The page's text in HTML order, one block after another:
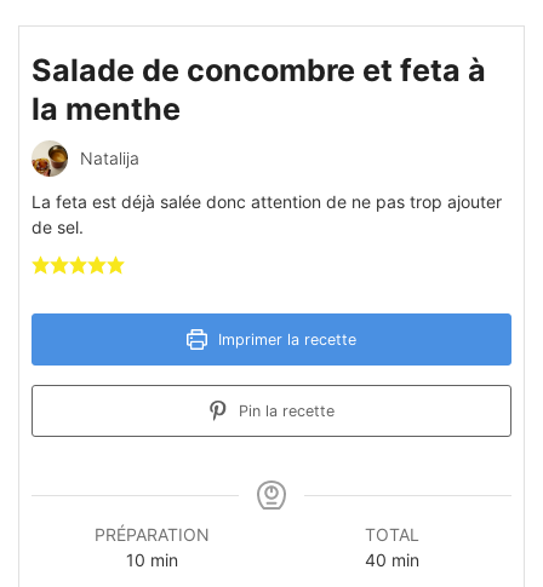
Salade de concombre et feta à
la menthe
Natalija
La feta est déjà salée donc attention de ne pas trop ajouter
de sel.
Imprimer la recette
Pin la recette
PRÉPARATION
10minutes
min
TOTAL
40minutes
min